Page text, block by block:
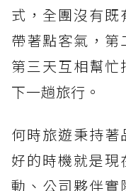
式，全團沒有既
帶著點客氣，第
第三天互相幫忙
下一趟旅行。
何時旅遊秉持著
好的時機就是現
動、公司夥伴實